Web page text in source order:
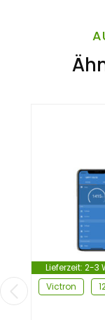
Lieferzeit: 2-3
Victron